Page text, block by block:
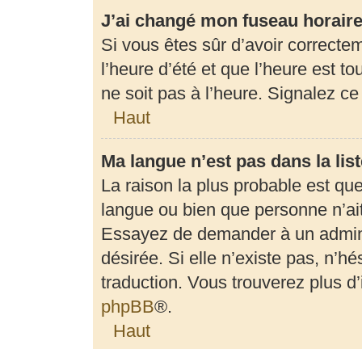
J’ai changé mon fuseau
Si vous êtes sûr d’avoir
l’heure d’été et que l’heure est
ne soit pas à l’heure. Signalez
Haut
Ma langue n’est pas dans la
La raison la plus probable est
langue ou bien que personne
Essayez de demander à un
désirée. Si elle n’existe pas,
traduction. Vous trouverez plus
phpBB®.
Haut